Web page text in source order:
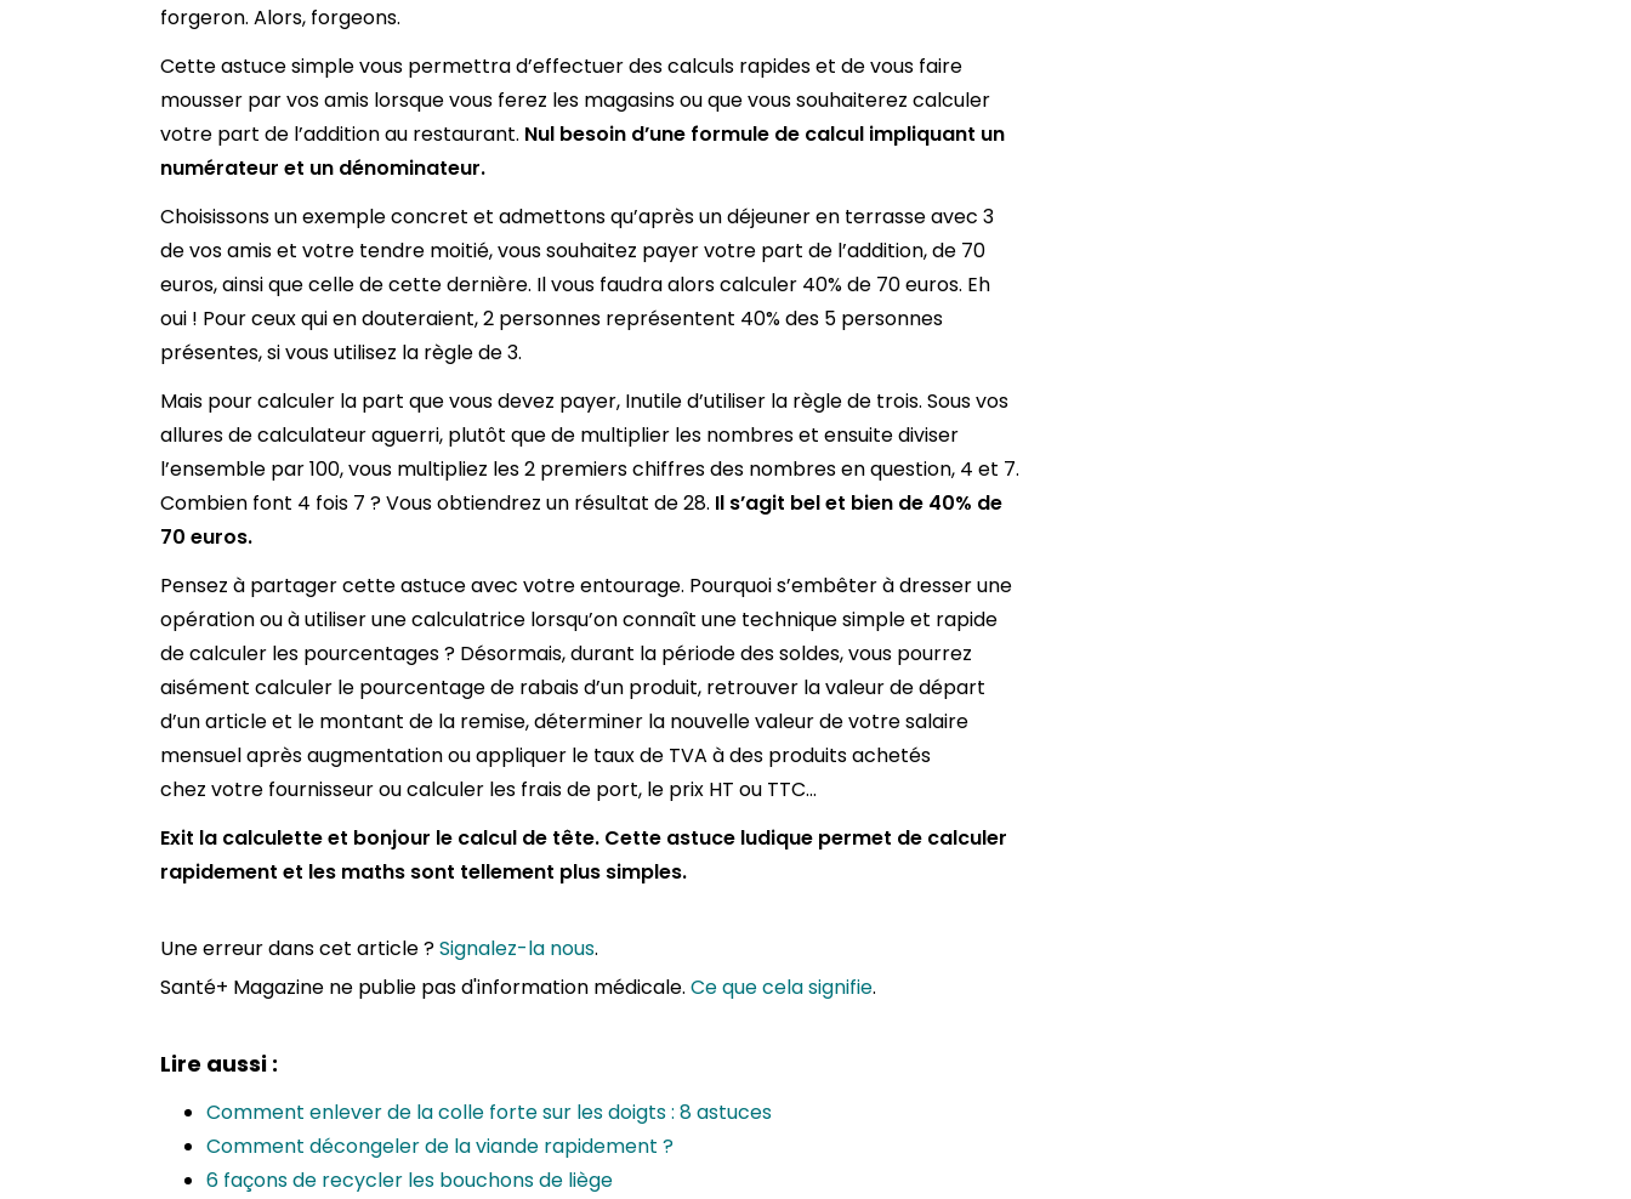
forgeron. Alors, forgeons.
Cette astuce simple vous permettra d’effectuer des calculs rapides et de vous faire
mousser par vos amis lorsque vous ferez les magasins ou que vous souhaiterez calculer
votre part de l’addition au restaurant. Nul besoin d’une formule de calcul impliquant un
numérateur et un dénominateur.
Choisissons un exemple concret et admettons qu’après un déjeuner en terrasse avec 3
de vos amis et votre tendre moitié, vous souhaitez payer votre part de l’addition, de 70
euros, ainsi que celle de cette dernière. Il vous faudra alors calculer 40% de 70 euros. Eh
oui ! Pour ceux qui en douteraient, 2 personnes représentent 40% des 5 personnes
présentes, si vous utilisez la règle de 3.
Mais pour calculer la part que vous devez payer, Inutile d’utiliser la règle de trois. Sous vos
allures de calculateur aguerri, plutôt que de multiplier les nombres et ensuite diviser
l’ensemble par 100, vous multipliez les 2 premiers chiffres des nombres en question, 4 et 7.
Combien font 4 fois 7 ? Vous obtiendrez un résultat de 28. Il s’agit bel et bien de 40% de
70 euros.
Pensez à partager cette astuce avec votre entourage. Pourquoi s’embêter à dresser une
opération ou à utiliser une calculatrice lorsqu’on connaît une technique simple et rapide
de calculer les pourcentages ? Désormais, durant la période des soldes, vous pourrez
aisément calculer le pourcentage de rabais d’un produit, retrouver la valeur de départ
d’un article et le montant de la remise, déterminer la nouvelle valeur de votre salaire
mensuel après augmentation ou appliquer le taux de TVA à des produits achetés
chez votre fournisseur ou calculer les frais de port, le prix HT ou TTC…
Exit la calculette et bonjour le calcul de tête. Cette astuce ludique permet de calculer
rapidement et les maths sont tellement plus simples.
Une erreur dans cet article ?Signalez-la nous.
Santé+ Magazine ne publie pas d'information médicale. Ce que cela signifie.
Lire aussi :
Comment enlever de la colle forte sur les doigts : 8 astuces
Comment décongeler de la viande rapidement ?
6 façons de recycler les bouchons de liège